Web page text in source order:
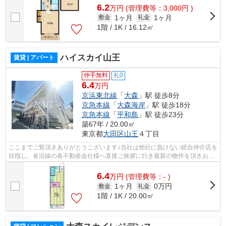
6.2万円 (管理費等：3,000円 )
敷金 1ヶ月 礼金
1ヶ月
1階 / 1K / 16.12㎡
賃貸 | アパート ハイスカイ山王
仲手無料 礼0
6.4万円
京浜東北線 「大森 」駅 徒歩8分
京急本線 「大森海岸 」駅 徒歩18分
京急本線 「平和島 」駅 徒歩23分
築67年 / 20.00㎡
東京都大田区山王 ４丁目
ここまでご覧頂きありがとうございます♪当社は他社に負けない総合仲介店を
目指し、各沿線の各不動産会社様へ直接ご挨拶に行き最新の物件を頂きお客
様へ提供しております！最新の情報は...
6.4万円 (管理費等：- )
敷金 1ヶ月 礼金 0万円
1階 / 1K / 20.00㎡